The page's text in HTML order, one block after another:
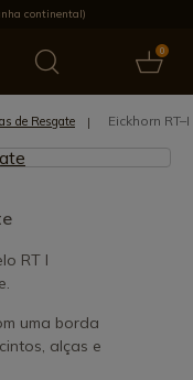
continental)
0
Últimas notícias
de Resgate Eickhorn
RT I
uma borda
alças e